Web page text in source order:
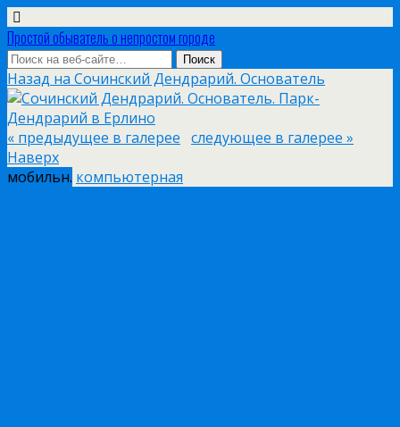
Простой обыватель о непростом городе
Назад на Сочинский Дендрарий. Основатель
« предыдущее в галерее следующее в галерее »
Наверх
мобильн. компьютерная